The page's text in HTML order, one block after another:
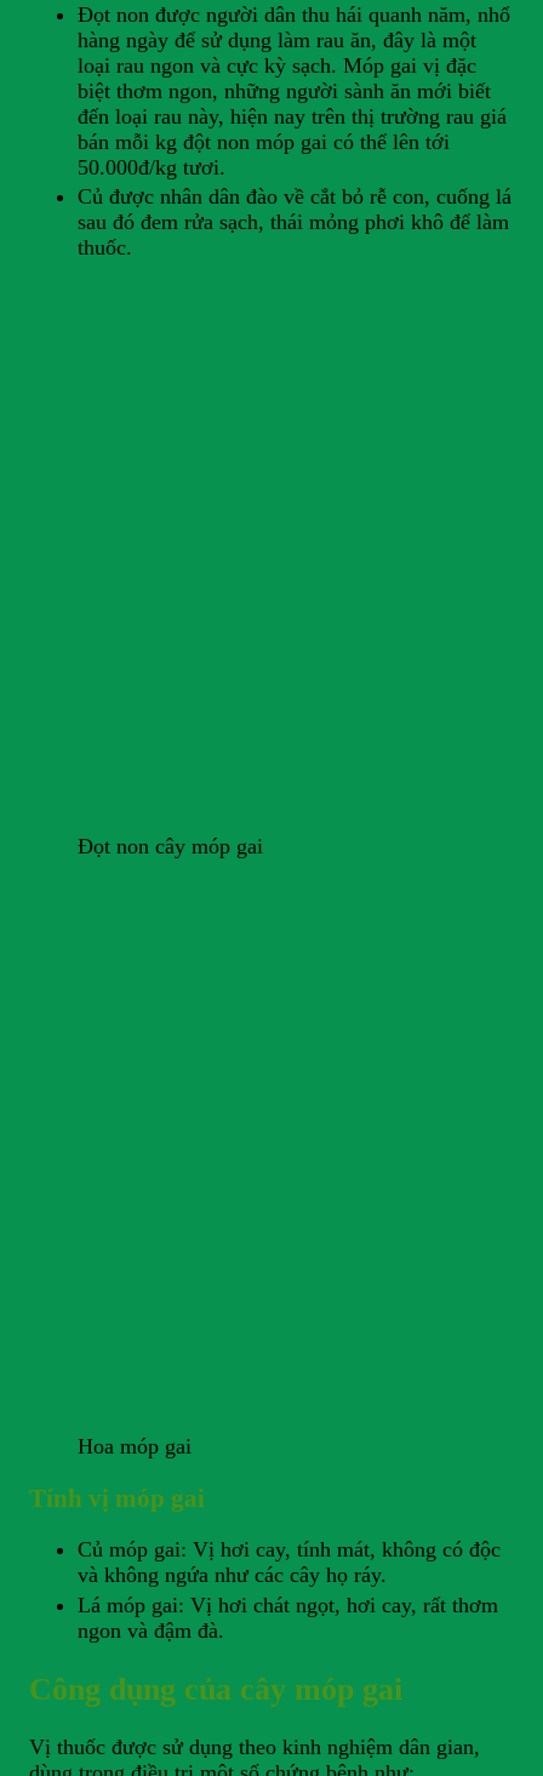
Đọt non được người dân thu hái quanh năm, nhổ
hàng ngày để sử dụng làm rau ăn, đây là một
loại rau ngon và cực kỳ sạch. Móp gai vị đặc
biệt thơm ngon, những người sành ăn mới biết
đến loại rau này, hiện nay trên thị trường rau giá
bán mỗi kg đột non móp gai có thể lên tới
50.000đ/kg tươi.
Củ được nhân dân đào về cắt bỏ rễ con, cuống lá
sau đó đem rửa sạch, thái mỏng phơi khô để làm
thuốc.
Đọt non cây móp gai
Hoa móp gai
Tính vị móp gai
Củ móp gai: Vị hơi cay, tính mát, không có độc
và không ngứa như các cây họ ráy.
Lá móp gai: Vị hơi chát ngọt, hơi cay, rất thơm
ngon và đậm đà.
Công dụng của cây móp gai
Vị thuốc được sử dụng theo kinh nghiệm dân gian,